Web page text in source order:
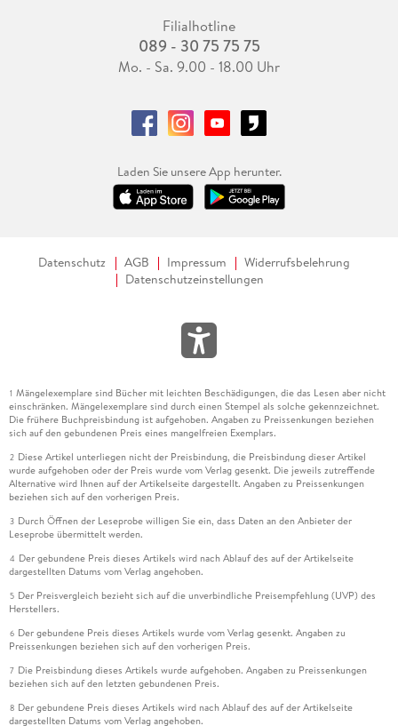
Filialhotline
089 - 30 75 75 75
Mo. - Sa. 9.00 - 18.00 Uhr
Laden Sie unsere App herunter.
Datenschutz AGB Impressum
Widerrufsbelehrung
Datenschutzeinstellungen
1 Mängelexemplare sind Bücher mit leichten Beschädigungen, die das Lesen aber nicht
einschränken. Mängelexemplare sind durch einen Stempel als solche gekennzeichnet.
Die frühere Buchpreisbindung ist aufgehoben. Angaben zu Preissenkungen beziehen
sich auf den gebundenen Preis eines mangelfreien Exemplars.
2 Diese Artikel unterliegen nicht der Preisbindung, die Preisbindung dieser Artikel
wurde aufgehoben oder der Preis wurde vom Verlag gesenkt. Die jeweils zutreffende
Alternative wird Ihnen auf der Artikelseite dargestellt. Angaben zu Preissenkungen
beziehen sich auf den vorherigen Preis.
3 Durch Öffnen der Leseprobe willigen Sie ein, dass Daten an den Anbieter der
Leseprobe übermittelt werden.
4 Der gebundene Preis dieses Artikels wird nach Ablauf des auf der Artikelseite
dargestellten Datums vom Verlag angehoben.
5 Der Preisvergleich bezieht sich auf die unverbindliche Preisempfehlung (UVP) des
Herstellers.
6 Der gebundene Preis dieses Artikels wurde vom Verlag gesenkt. Angaben zu
Preissenkungen beziehen sich auf den vorherigen Preis.
7 Die Preisbindung dieses Artikels wurde aufgehoben. Angaben zu Preissenkungen
beziehen sich auf den letzten gebundenen Preis.
8 Der gebundene Preis dieses Artikels wird nach Ablauf des auf der Artikelseite
dargestellten Datums vom Verlag angehoben.